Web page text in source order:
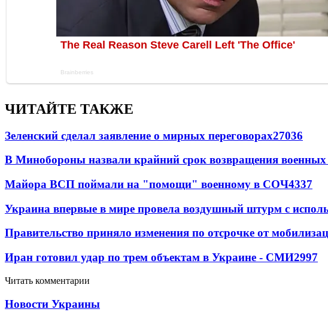
ЧИТАЙТЕ ТАКЖЕ
Зеленский сделал заявление о мирных переговорах27036
В Минобороны назвали крайний срок возвращения
Майора ВСП поймали на "помощи" военному в СОЧ4337
Украина впервые в мире провела воздушный штурм с
Правительство приняло изменения по отсрочке от
Иран готовил удар по трем объектам в Украине - СМИ2997
Читать комментарии
Новости Украины